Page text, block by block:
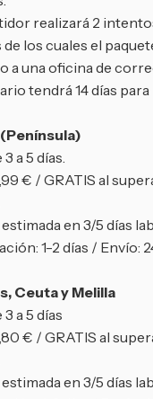
realizará 2
los cuales el
a una oficina de
tendrá 14 días
a 5 días.
€ / GRATIS al
en 3/5 días
1-2 días / Envío:
Ceuta y Melilla
a 5 días
€ / GRATIS al
en 3/5 días